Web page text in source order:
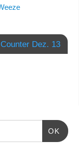
Counter Dez. 13
OK